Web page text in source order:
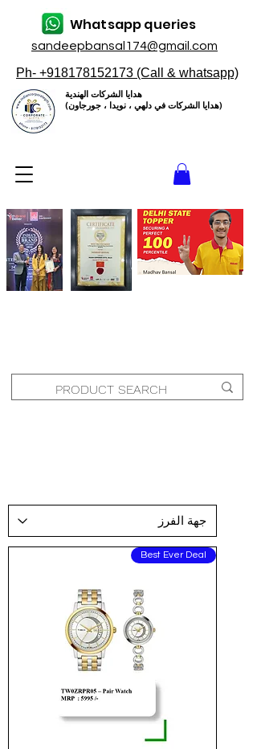
sandeepbansal174@gmail.com
Whatsapp queries
Ph- +918178152173 (Call & whatsapp)
(هدايا الشركات في دلهي ، نويدا ، جورجاون)
Best Ever Deal